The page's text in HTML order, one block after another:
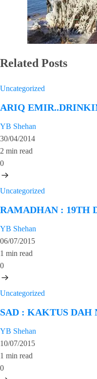
Related Posts
Uncategorized
ARIQ
YB Shehan
30/04/2014
2 min read
0
Uncategorized
RAMADHAN : 19TH
YB Shehan
06/07/2015
1 min read
0
Uncategorized
SAD : KAKTUS DAH
YB Shehan
10/07/2015
1 min read
0